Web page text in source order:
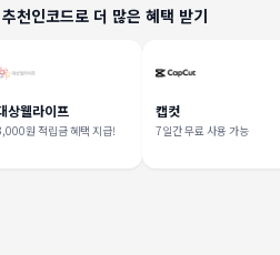
천인코드로 더 많은 혜택 받기
상웰라이프
원 적립금 혜택 지급!
캡컷
7일간 무료 사용 가능